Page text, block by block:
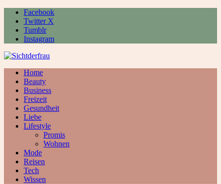
Facebook
Twitter X
Tumblr
Instagram
Home
Beauty
Business
Freizeit
Gesundheit
Liebe
Lifestyle
Promis
Wohnen
Mode
Reisen
Tech
Wissen